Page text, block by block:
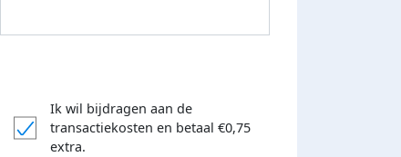
Ik wil bijdragen aan de
transactiekosten en betaal €0,75
extra.